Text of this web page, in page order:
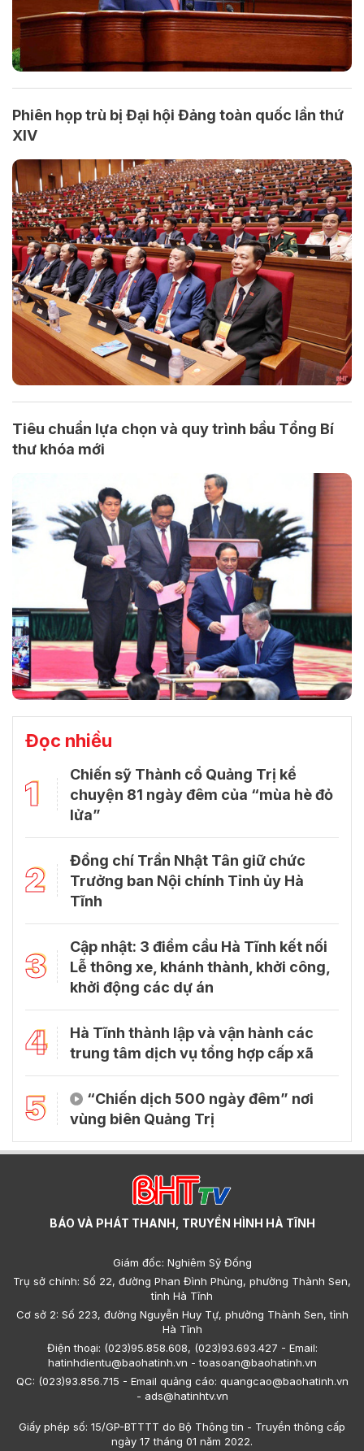
Phiên họp trù bị Đại hội Đảng toàn quốc lần thứ
XIV
Tiêu chuẩn lựa chọn và quy trình bầu Tổng Bí
thư khóa mới
Đọc nhiều
1
Chiến sỹ Thành cổ Quảng Trị kể
chuyện 81 ngày đêm của “mùa hè đỏ
lửa”
2
Đồng chí Trần Nhật Tân giữ chức
Trưởng ban Nội chính Tỉnh ủy Hà
Tĩnh
3
Cập nhật: 3 điểm cầu Hà Tĩnh kết nối
Lễ thông xe, khánh thành, khởi công,
khởi động các dự án
4
Hà Tĩnh thành lập và vận hành các
trung tâm dịch vụ tổng hợp cấp xã
5
“Chiến dịch 500 ngày đêm” nơi
vùng biên Quảng Trị
BÁO VÀ PHÁT THANH, TRUYỀN HÌNH HÀ TĨNH
Giám đốc: Nghiêm Sỹ Đống
Trụ sở chính: Số 22, đường Phan Đình Phùng, phường Thành Sen,
tỉnh Hà Tĩnh
Cơ sở 2: Số 223, đường Nguyễn Huy Tự, phường Thành Sen, tỉnh
Hà Tĩnh
Điện thoại: (023)95.858.608, (023)93.693.427 - Email:
hatinhdientu@baohatinh.vn - toasoan@baohatinh.vn
QC: (023)93.856.715 - Email quảng cáo: quangcao@baohatinh.vn
- ads@hatinhtv.vn
Giấy phép số: 15/GP-BTTTT do Bộ Thông tin - Truyền thông cấp
ngày 17 tháng 01 năm 2022.